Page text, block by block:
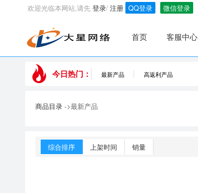
欢迎光临本网站,请先 登录/ 注册 QQ登录 微信登录
首页 客服中心
今日热门： 最新产品 高返利产品
商品目录 ->最新产品
综合排序 上架时间 销量